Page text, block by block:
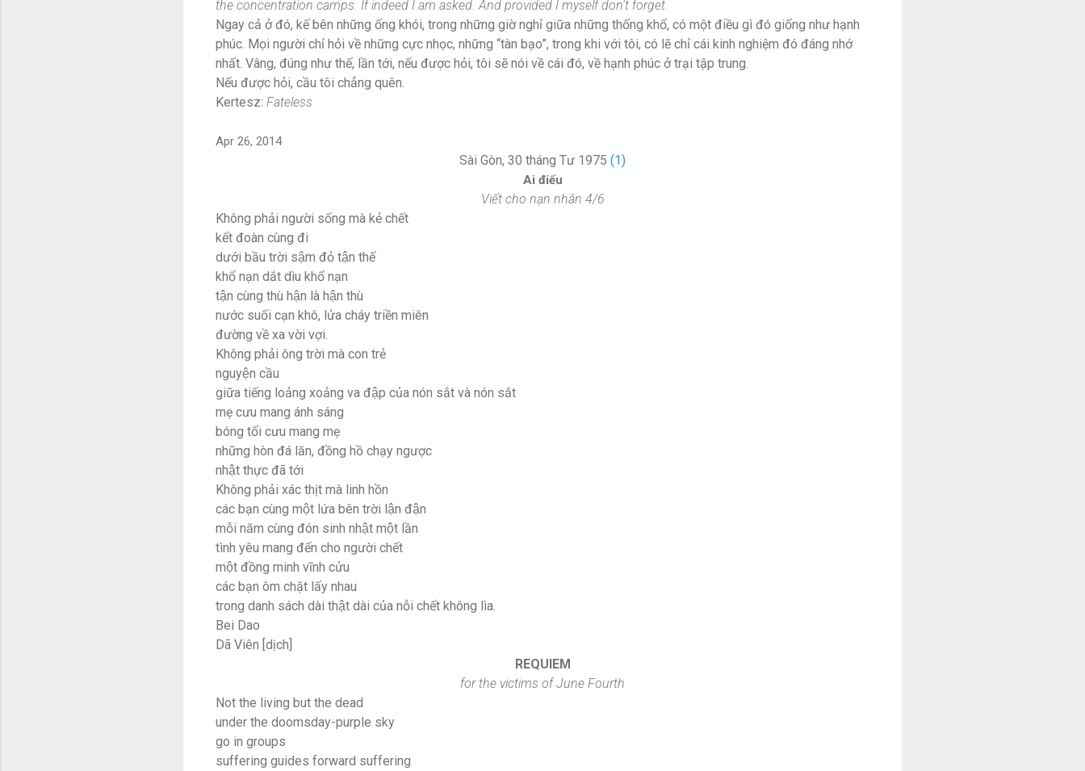
the concentration camps. If indeed I am asked. And provided I myself don't forget.
Ngay cả ở đó, kế bên những ống khói, trong những giờ nghỉ giữa những thống khổ, có một điều gì đó giống như hạnh
phúc. Mọi người chỉ hỏi về những cực nhọc, những “tàn bạo”, trong khi với tôi, có lẽ chỉ cái kinh nghiệm đó đáng nhớ
nhất. Vâng, đúng như thế, lần tới, nếu được hỏi, tôi sẽ nói về cái đó, về hạnh phúc ở trại tập trung.
Nếu được hỏi, cầu tôi chẳng quên.
Kertesz: Fateless
Apr 26, 2014
Sài Gòn, 30 tháng Tư 1975 (1)
Ai điếu
Viết cho nạn nhân 4/6
Không phải người sống mà kẻ chết
kết đoàn cùng đi
dưới bầu trời sậm đỏ tận thế
khổ nạn dắt dìu khổ nạn
tận cùng thù hận là hận thù
nước suối cạn khô, lửa cháy triền miên
đường về xa vời vợi.
Không phải ông trời mà con trẻ
nguyện cầu
giữa tiếng loảng xoảng va đập của nón sắt và nón sắt
mẹ cưu mang ánh sáng
bóng tối cưu mang mẹ
những hòn đá lăn, đồng hồ chạy ngược
nhật thực đã tới
Không phải xác thịt mà linh hồn
các bạn cùng một lứa bên trời lận đận
mỗi năm cùng đón sinh nhật một lần
tình yêu mang đến cho người chết
một đồng minh vĩnh cửu
các bạn ôm chặt lấy nhau
trong danh sách dài thật dài của nỗi chết không lìa.
Bei Dao
Dã Viên [dịch]
REQUIEM
for the victims of June Fourth
Not the living but the dead
under the doomsday-purple sky
go in groups
suffering guides forward suffering